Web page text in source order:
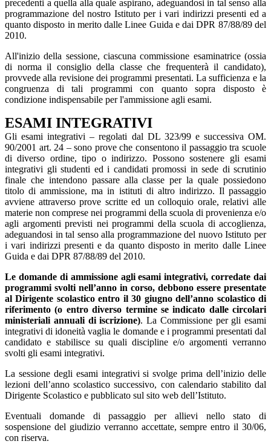
precedenti a quella alla quale aspirano, adeguandosi in tal senso alla
programmazione del nostro Istituto per i vari indirizzi presenti ed a
quanto disposto in merito dalle Linee Guida e dai DPR 87/88/89 del
2010.
All'inizio della sessione, ciascuna commissione esaminatrice (ossia
di norma il consiglio della classe che frequenterà il candidato),
provvede alla revisione dei programmi presentati. La sufficienza e la
congruenza di tali programmi con quanto sopra disposto è
condizione indispensabile per l'ammissione agli esami.
ESAMI INTEGRATIVI
Gli esami integrativi – regolati dal DL 323/99 e successiva OM.
90/2001 art. 24 – sono prove che consentono il passaggio tra scuole
di diverso ordine, tipo o indirizzo. Possono sostenere gli esami
integrativi gli studenti ed i candidati promossi in sede di scrutinio
finale che intendono passare alla classe per la quale possiedono
titolo di ammissione, ma in istituti di altro indirizzo. Il passaggio
avviene attraverso prove scritte ed un colloquio orale, relativi alle
materie non comprese nei programmi della scuola di provenienza e/o
agli argomenti previsti nei programmi della scuola di accoglienza,
adeguandosi in tal senso alla programmazione del nuovo Istituto per
i vari indirizzi presenti e da quanto disposto in merito dalle Linee
Guida e dai DPR 87/88/89 del 2010.
Le domande di ammissione agli esami integrativi, corredate dai
programmi svolti nell’anno in corso, debbono essere presentate
al Dirigente scolastico entro il 30 giugno dell’anno scolastico di
riferimento (o entro diverso termine se indicato dalle circolari
ministeriali annuali di iscrizione). La Commissione per gli esami
integrativi di idoneità vaglia le domande e i programmi presentati dal
candidato e stabilisce su quali discipline e/o argomenti verranno
svolti gli esami integrativi.
La sessione degli esami integrativi si svolge prima dell’inizio delle
lezioni dell’anno scolastico successivo, con calendario stabilito dal
Dirigente Scolastico e pubblicato sul sito web dell’Istituto.
Eventuali domande di passaggio per allievi nello stato di
sospensione del giudizio verranno accettate, sempre entro il 30/06,
con riserva.